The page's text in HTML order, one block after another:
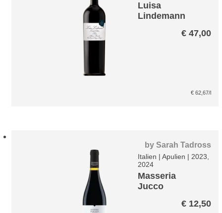
Luisa
Lindemann
€ 47,00
€ 62,67/l
bySarah Tadross
Italien | Apulien | 2023,
2024
Masseria
Jucco
€ 12,50